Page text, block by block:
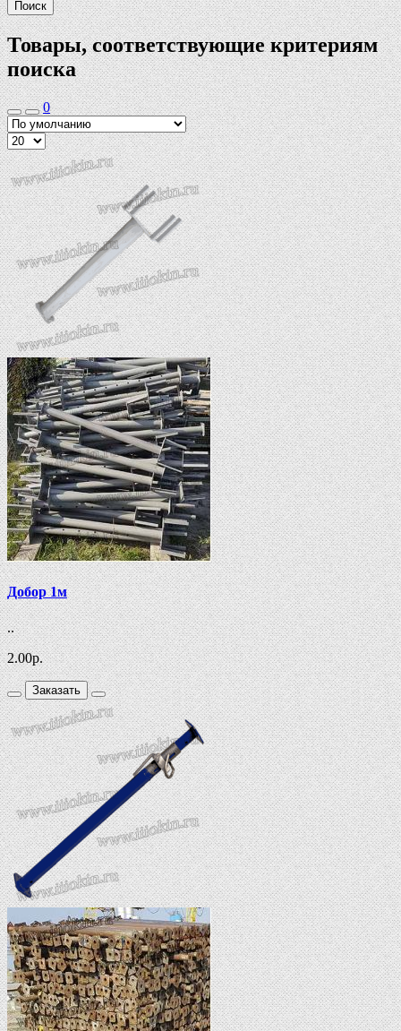
Товары, соответствующие критериям
поиска
0
Добор 1м
..
2.00р.
Заказать